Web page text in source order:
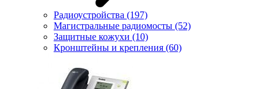
Радиоустройства (197)
Магистральные радиомосты (52)
Защитные кожухи (10)
Кронштейны и крепления (60)